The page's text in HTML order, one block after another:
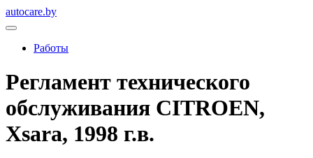
autocare.by
Работы
Регламент технического
обслуживания CITROEN,
Xsara, 1998 г.в.